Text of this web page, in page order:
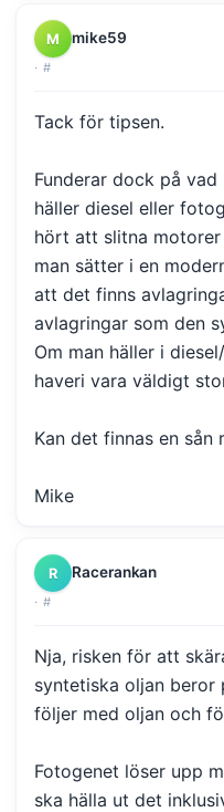
M mike59
· #
Tack för tipsen.
Funderar dock på
häller diesel eller
hört att slitna
man sätter i en
att det finns
avlagringar som den
Om man häller i
haveri vara väldigt
Kan det finnas en sån
Mike
R Racerankan
· #
Nja, risken för att
syntetiska oljan beror
följer med oljan och
Fotogenet löser upp
ska hälla ut det